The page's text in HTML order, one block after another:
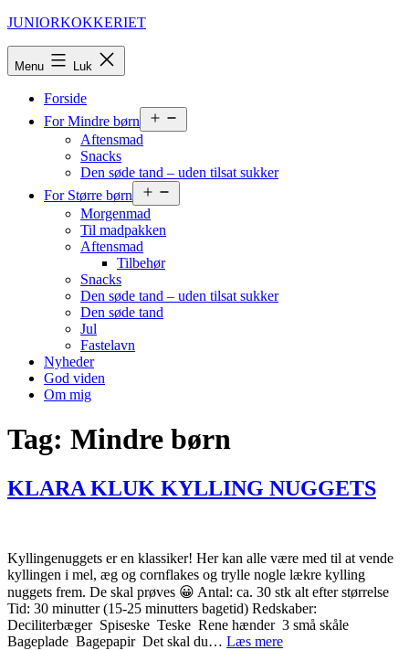
Fortsæt
JUNIORKOKKERIET
Menu Luk
Forside
For Mindre børn
menu
Aftensmad
Snacks
Den søde tand – uden tilsat sukker
For Større børn
menu
Morgenmad
Til madpakken
Aftensmad
Tilbehør
Snacks
Den søde tand – uden tilsat sukker
Den søde tand
Jul
Fastelavn
Nyheder
God viden
Om mig
Tag: Mindre børn
KLARA KLUK KYLLING NUGGETS
Kyllingenuggets er en klassiker! Her kan alle være med til at vende
kyllingen i mel, æg og cornflakes og trylle nogle lækre kylling
nuggets frem. De skal prøves 😀 Antal: ca. 30 stk alt efter størrelse
Tid: 30 minutter (15-25 minutters bagetid) Redskaber:
Deciliterbæger Spiseske Teske Rene hænder 3 små skåle
Bageplade Bagepapir Det skal du… Læs mereKLARA